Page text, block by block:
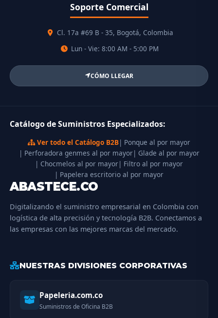
Soporte Comercial
Cl. 17a #69 B - 35, Bogotá, Colombia
Lun - Vie: 8:00 AM - 5:00 PM
CÓMO LLEGAR
Catálogo de Suministros Especializados:
Ver todo el Catálogo B2B| Ponque al por mayor
| Perforadora genmes al por mayor| Glade al por mayor
| Chocmelos al por mayor| Filtro al por mayor
| Papelera escritorio al por mayor
ABASTECE.CO
Digitalizando el suministro empresarial en Colombia con
logística de alta precisión y tecnología B2B. Conectamos a
las empresas con las mejores marcas del mercado.
NUESTRAS DIVISIONES CORPORATIVAS
Papeleria.com.co
Suministros de Oficina B2B